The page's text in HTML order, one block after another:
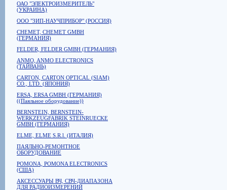
ОАО "ЭЛЕКТРОИЗМЕРИТЕЛЬ"
(УКРАИНА)
ООО "ЗИП-НАУЧПРИБОР" (РОССИЯ)
CHEMET, CHEMET GMBH
(ГЕРМАНИЯ)
FELDER, FELDER GMBH (ГЕРМАНИЯ)
ANMO, ANMO ELECTRONICS
(ТАЙВАНЬ)
CARTON, CARTON OPTICAL (SIAM)
CO., LTD. (ЯПОНИЯ)
ERSA, ERSA GMBH (ГЕРМАНИЯ)
((Паяльное оборудование))
BERNSTEIN, BERNSTEIN-
WERKZEUGFABRIK STEINRUECKE
GMBH (ГЕРМАНИЯ)
ELME, ELME S.R.l. (ИТАЛИЯ)
ПАЯЛЬНО-РЕМОНТНОЕ
ОБОРУДОВАНИЕ
POMONA, POMONA ELECTRONICS
(США)
АКСЕССУАРЫ ВЧ, СВЧ-ДИАПАЗОНА
ДЛЯ РАДИОИЗМЕРЕНИЙ